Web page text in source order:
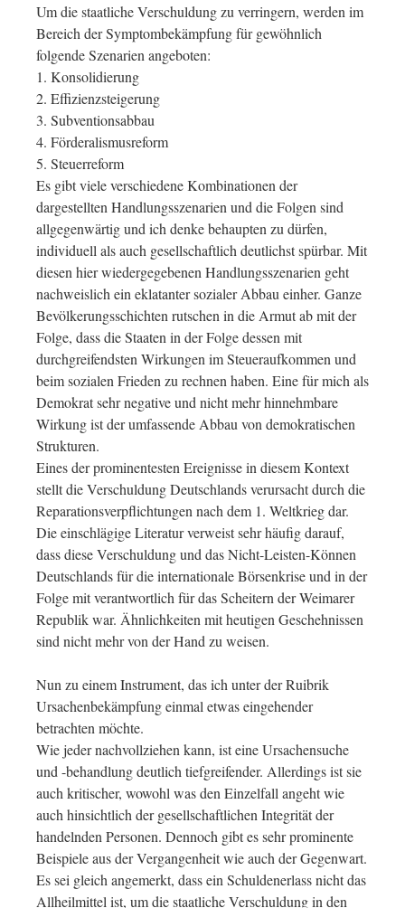
Um die staatliche Verschuldung zu verringern, werden im
Bereich der Symptombekämpfung für gewöhnlich
folgende Szenarien angeboten:
1. Konsolidierung
2. Effizienzsteigerung
3. Subventionsabbau
4. Förderalismusreform
5. Steuerreform
Es gibt viele verschiedene Kombinationen der
dargestellten Handlungsszenarien und die Folgen sind
allgegenwärtig und ich denke behaupten zu dürfen,
individuell als auch gesellschaftlich deutlichst spürbar. Mit
diesen hier wiedergegebenen Handlungsszenarien geht
nachweislich ein eklatanter sozialer Abbau einher. Ganze
Bevölkerungsschichten rutschen in die Armut ab mit der
Folge, dass die Staaten in der Folge dessen mit
durchgreifendsten Wirkungen im Steueraufkommen und
beim sozialen Frieden zu rechnen haben. Eine für mich als
Demokrat sehr negative und nicht mehr hinnehmbare
Wirkung ist der umfassende Abbau von demokratischen
Strukturen.
Eines der prominentesten Ereignisse in diesem Kontext
stellt die Verschuldung Deutschlands verursacht durch die
Reparationsverpflichtungen nach dem 1. Weltkrieg dar.
Die einschlägige Literatur verweist sehr häufig darauf,
dass diese Verschuldung und das Nicht-Leisten-Können
Deutschlands für die internationale Börsenkrise und in der
Folge mit verantwortlich für das Scheitern der Weimarer
Republik war. Ähnlichkeiten mit heutigen Geschehnissen
sind nicht mehr von der Hand zu weisen.
Nun zu einem Instrument, das ich unter der Ruibrik
Ursachenbekämpfung einmal etwas eingehender
betrachten möchte.
Wie jeder nachvollziehen kann, ist eine Ursachensuche
und -behandlung deutlich tiefgreifender. Allerdings ist sie
auch kritischer, wowohl was den Einzelfall angeht wie
auch hinsichtlich der gesellschaftlichen Integrität der
handelnden Personen. Dennoch gibt es sehr prominente
Beispiele aus der Vergangenheit wie auch der Gegenwart.
Es sei gleich angemerkt, dass ein Schuldenerlass nicht das
Allheilmittel ist, um die staatliche Verschuldung in den